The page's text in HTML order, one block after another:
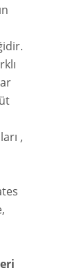
,